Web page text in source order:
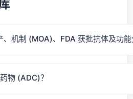
、机制 (MOA)、FDA 获批抗体及功
物 (ADC)？